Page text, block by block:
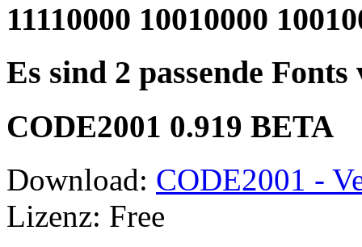
11110000 10010000
Es sind 2 passende
CODE2001 0.919 BETA
Download: CODE2001 -
Lizenz: Free